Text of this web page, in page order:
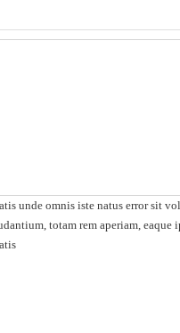
unde omnis iste natus error sit
totam rem aperiam, eaque